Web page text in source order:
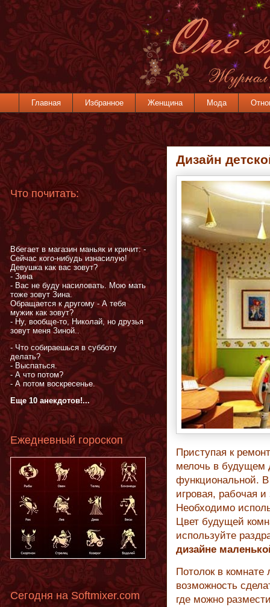
Главная Избранное Женщина Мода
Дизайн
Приступая к
мелочь в будущем
функциональной. В
игровая, рабочая
Необходимо
Цвет будущей
используйте
дизайне
Потолок в комнате
возможность
где можно
Что почитать:
Вбегает в магазин маньяк и кричит: -
Сейчас кого-нибудь изнасилую!
Девушка как вас зовут?
- Зина
- Вас не буду насиловать. Мою мать
тоже зовут Зина.
Обращается к другому - А тебя
мужик как зовут?
- Ну, вообще-то, Николай, но друзья
зовут меня Зиной..
- Что собираешься в субботу
делать?
- Выспаться.
- А что потом?
- А потом воскресенье.
Еще 10 анекдотов!...
Ежедневный гороскоп
Сегодня на Softmixer.com